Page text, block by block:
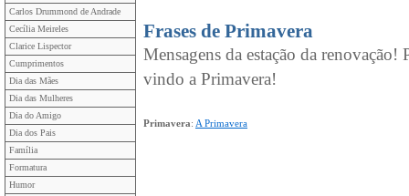
Carlos Drummond de Andrade
Cecília Meireles
Clarice Lispector
Cumprimentos
Dia das Mães
Dia das Mulheres
Dia do Amigo
Dia dos Pais
Família
Formatura
Humor
Frases de Primavera
Mensagens da estação da
vindo a Primavera!
Primavera: A Primavera